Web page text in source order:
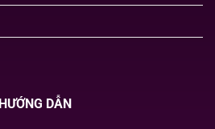
HƯỚNG DẪN